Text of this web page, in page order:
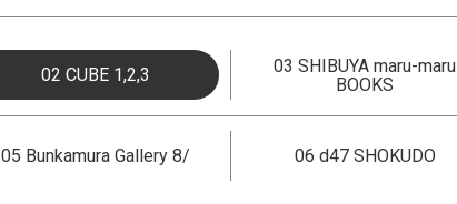
02 CUBE 1,2,3
03 SHIBUYA maru-maru
BOOKS
05 Bunkamura Gallery 8/ 06 d47 SHOKUDO